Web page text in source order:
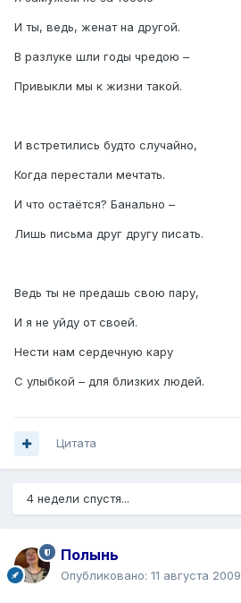
И ты, ведь, женат на другой.
В разлуке шли годы чредою –
Привыкли мы к жизни такой.
И встретились будто случайно,
Когда перестали мечтать.
И что остаётся? Банально –
Лишь письма друг другу писать.
Ведь ты не предашь свою пару,
И я не уйду от своей.
Нести нам сердечную кару
С улыбкой – для близких людей.
Цитата
4 недели спустя...
Полынь
Опубликовано: 11 августа 2009